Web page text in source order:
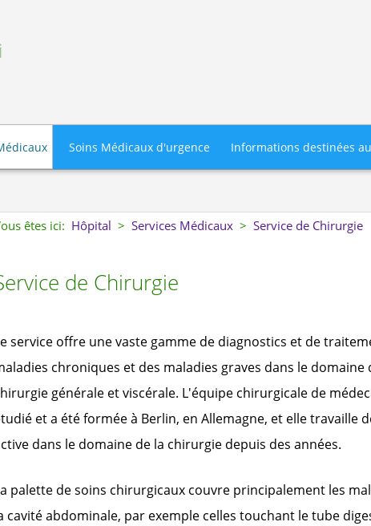
Soins Médicaux d'urgence Informations destinées
êtes ici: Hôpital > Services Médicaux> Service de Chirurgie
de Chirurgie
service offre une vaste gamme de diagnostics et de
chroniques et des maladies graves dans le domaine
générale et viscérale. L'équipe chirurgicale de
et a été formée à Berlin, en Allemagne, et elle travaille
dans le domaine de la chirurgie depuis des années.
palette de soins chirurgicaux couvre principalement les
cavité abdominale, par exemple celles touchant le tube